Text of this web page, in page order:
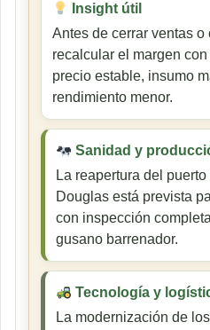
Insight útil
Antes de cerrar ventas o
recalcular el margen
precio estable, insumo
rendimiento menor.
Sanidad y
La reapertura del
Douglas está prevista
con inspección
gusano barrenador.
Tecnología y
La modernización de